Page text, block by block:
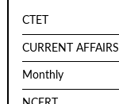
CTET
CURRENT AFFAIRS
Monthly